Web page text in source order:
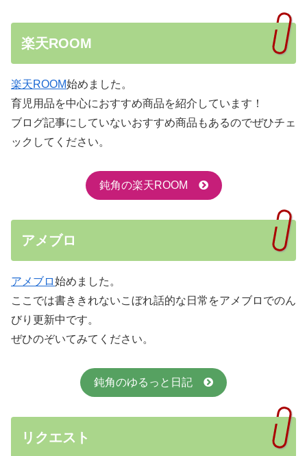
楽天ROOM
楽天ROOM始めました。
育児用品を中心におすすめ商品を紹介しています！
ブログ記事にしていないおすすめ商品もあるのでぜひチェ
ックしてください。
鈍角の楽天ROOM
アメブロ
アメブロ始めました。
ここでは書ききれないこぼれ話的な日常をアメブロでのん
びり更新中です。
ぜひのぞいてみてください。
鈍角のゆるっと日記
リクエスト